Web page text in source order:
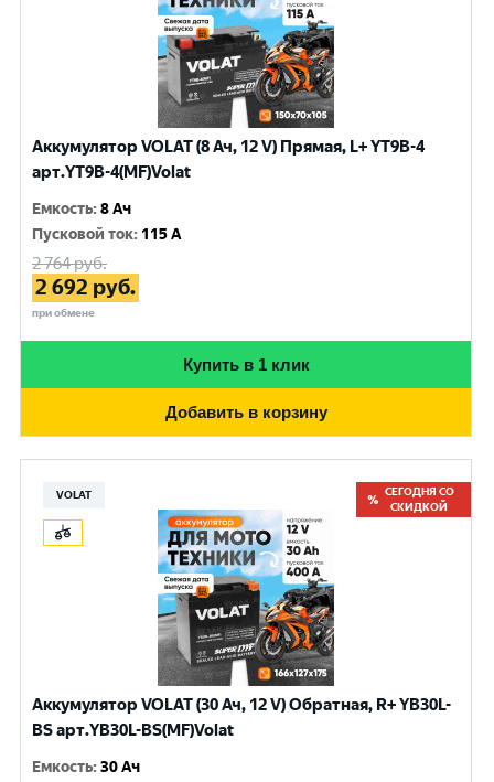
Аккумулятор VOLAT (8 Ач, 12 V) Прямая, L+ YT9B-4
арт.YT9B-4(MF)Volat
Емкость:8 Ач
Пусковой ток: 115 A
2 764руб.
2 692 руб.
при обмене
Купить в 1 клик
Добавить в корзину
VOLAT
СЕГОДНЯ СО
СКИДКОЙ
Аккумулятор VOLAT (30 Ач, 12 V) Обратная, R+ YB30L-
BS арт.YB30L-BS(MF)Volat
Емкость:30 Ач